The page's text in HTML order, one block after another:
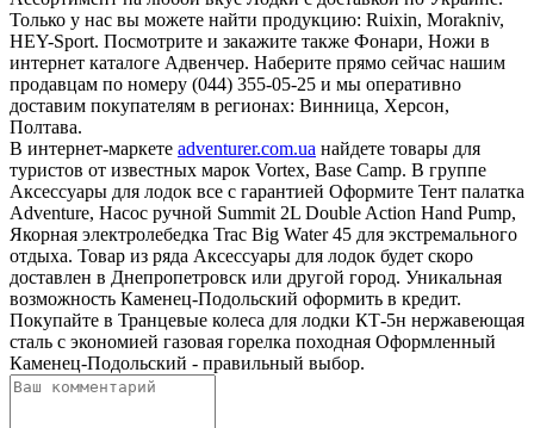
Только у нас вы можете найти продукцию: Ruixin, Morakniv,
HEY-Sport. Посмотрите и закажите также Фонари, Ножи в
интернет каталоге Адвенчер. Наберите прямо сейчас нашим
продавцам по номеру (044) 355-05-25 и мы оперативно
доставим покупателям в регионах: Винница, Херсон,
Полтава.
В интернет-маркете adventurer.com.ua найдете товары для
туристов от известных марок Vortex, Base Camp. В группе
Аксессуары для лодок все с гарантией Оформите Тент палатка
Adventure, Насос ручной Summit 2L Double Action Hand Pump,
Якорная электролебедка Trac Big Water 45 для экстремального
отдыха. Товар из ряда Аксессуары для лодок будет скоро
доставлен в Днепропетровск или другой город. Уникальная
возможность Каменец-Подольский оформить в кредит.
Покупайте в Транцевые колеса для лодки КТ-5н нержавеющая
сталь с экономией газовая горелка походная Оформленный
Каменец-Подольский - правильный выбор.